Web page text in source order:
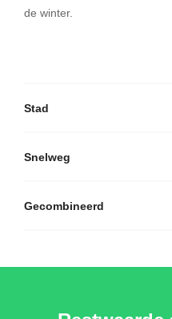
de winter.
Stad
Snelweg
Gecombineerd